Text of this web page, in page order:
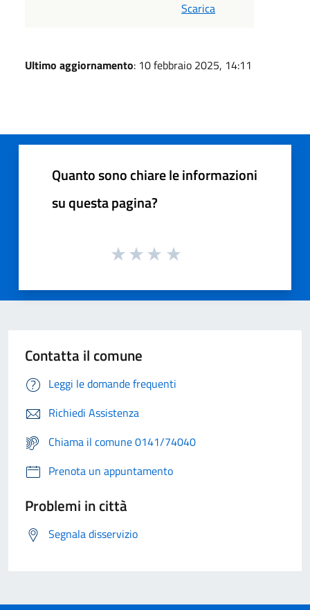
Scarica
Ultimo aggiornamento: 10 febbraio 2025, 14:11
Quanto sono chiare le informazioni
su questa pagina?
Contatta il comune
Leggi le domande frequenti
Richiedi Assistenza
Chiama il comune 0141/74040
Prenota un appuntamento
Problemi in città
Segnala disservizio